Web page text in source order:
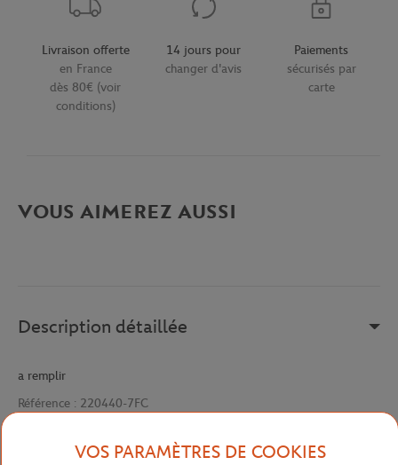
Livraison offerte
en France
dès 80€ (voir
conditions)
14 jours pour
changer d'avis
Paiements
sécurisés par
carte
VOUS AIMEREZ AUSSI
Description détaillée
a remplir
Référence : 220440-7FC
VOS PARAMÈTRES DE COOKIES